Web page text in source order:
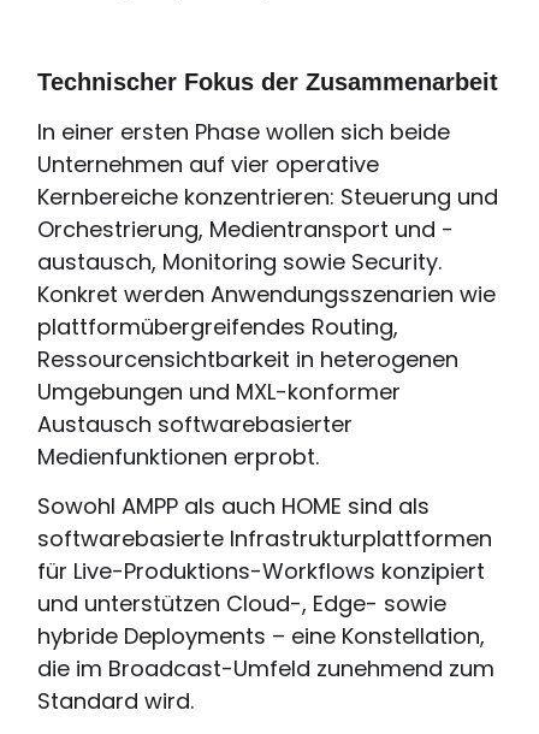
Technischer Fokus der Zusammenarbeit
In einer ersten Phase wollen sich beide
Unternehmen auf vier operative
Kernbereiche konzentrieren: Steuerung und
Orchestrierung, Medientransport und -
austausch, Monitoring sowie Security.
Konkret werden Anwendungsszenarien wie
plattformübergreifendes Routing,
Ressourcensichtbarkeit in heterogenen
Umgebungen und MXL-konformer
Austausch softwarebasierter
Medienfunktionen erprobt.
Sowohl AMPP als auch HOME sind als
softwarebasierte Infrastrukturplattformen
für Live-Produktions-Workflows konzipiert
und unterstützen Cloud-, Edge- sowie
hybride Deployments – eine Konstellation,
die im Broadcast-Umfeld zunehmend zum
Standard wird.